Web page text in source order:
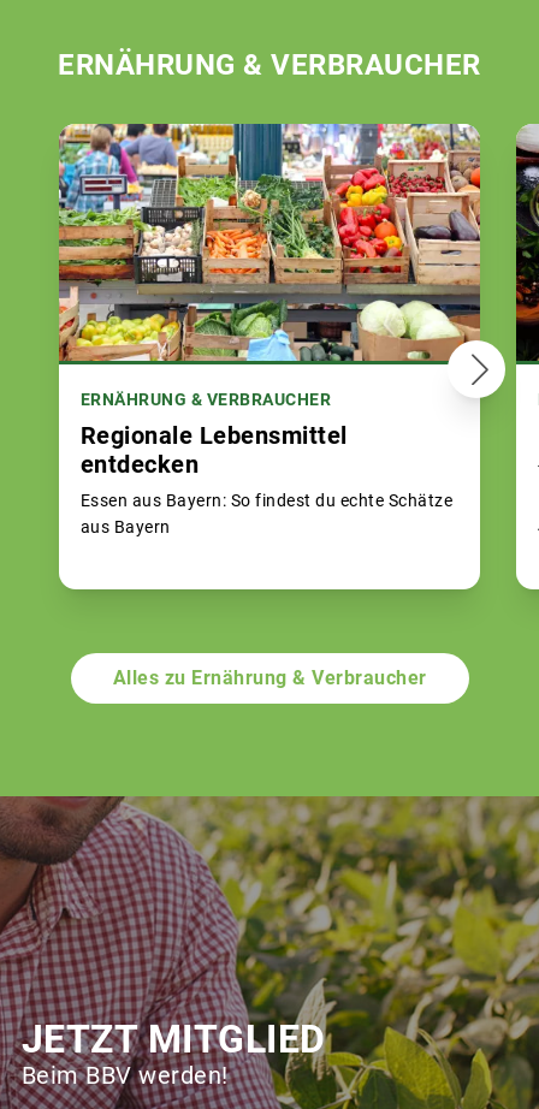
ERNÄHRUNG & VERBRAUCHER
ERNÄHRUNG & VERBRAUCHER
Regionale Lebensmittel
entdecken
Essen aus Bayern: So findest du echte Schätze
aus Bayern
Alles zu Ernährung & Verbraucher
JETZT MITGLIED
Beim BBV werden!